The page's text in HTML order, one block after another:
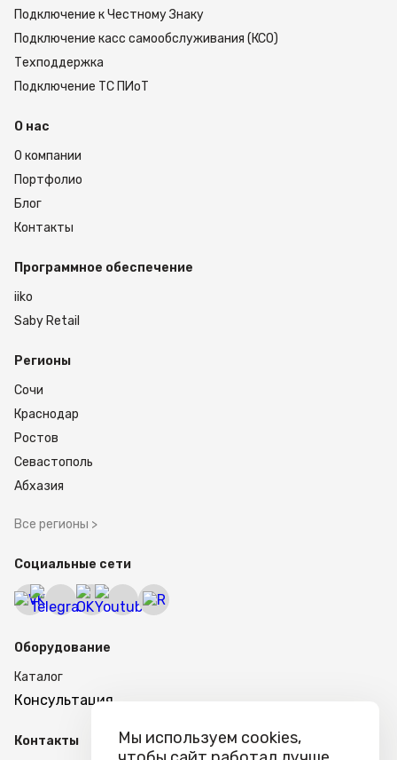
Подключение к Честному Знаку
Подключение касс самообслуживания (КСО)
Техподдержка
Подключение ТС ПИоТ
О нас
О компании
Портфолио
Блог
Контакты
Программное обеспечение
iiko
Saby Retail
Регионы
Сочи
Краснодар
Ростов
Севастополь
Абхазия
Все регионы >
Социальные сети
Оборудование
Каталог
Консультация
Контакты
Мы используем cookies,